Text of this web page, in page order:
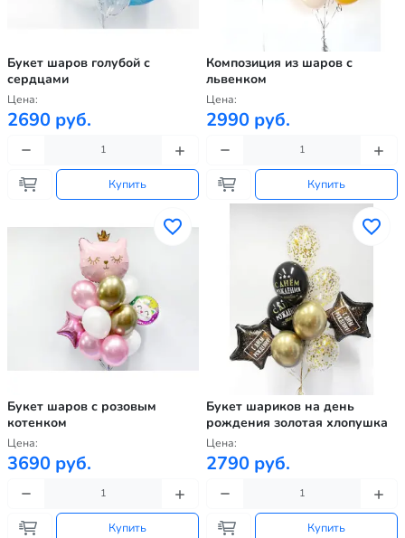
Букет шаров голубой с
сердцами
Цена:
2690 руб.
Купить
Композиция из шаров с
львенком
Цена:
2990 руб.
Купить
Букет шаров с розовым
котенком
Цена:
3690 руб.
Купить
Букет шариков на день
рождения золотая хлопушка
Цена:
2790 руб.
Купить